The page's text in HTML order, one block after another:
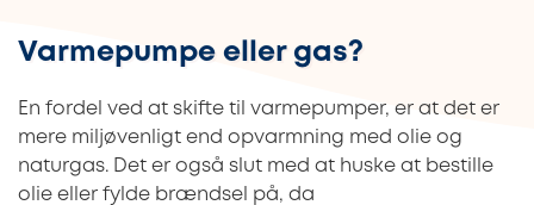
Varmepumpe eller gas?
En fordel ved at skifte til varmepumper, er at det er
mere miljøvenligt end opvarmning med olie og
naturgas. Det er også slut med at huske at bestille
olie eller fylde brændsel på, da